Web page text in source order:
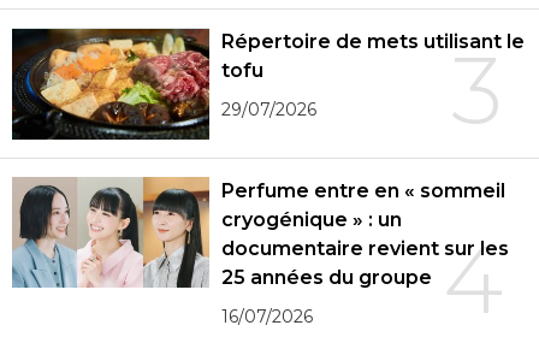
3
Répertoire de mets utilisant le
tofu
29/07/2026
4
Perfume entre en « sommeil
cryogénique » : un
documentaire revient sur les
25 années du groupe
16/07/2026